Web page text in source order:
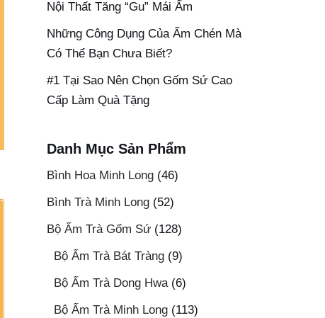
Nội Thất Tăng “Gu” Mái Ấm
Những Công Dụng Của Ấm Chén Mà
Có Thể Bạn Chưa Biết?
#1 Tại Sao Nên Chọn Gốm Sứ Cao
Cấp Làm Quà Tặng
Danh Mục Sản Phẩm
Bình Hoa Minh Long (46)
Bình Trà Minh Long (52)
Bộ Ấm Trà Gốm Sứ (128)
Bộ Ấm Trà Bát Tràng (9)
Bộ Ấm Trà Dong Hwa (6)
Bộ Ấm Trà Minh Long (113)